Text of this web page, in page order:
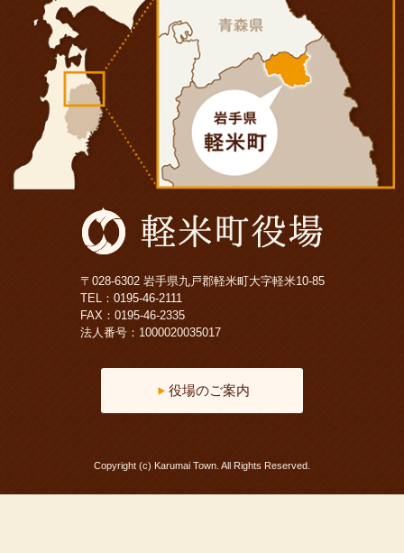
〒028-6302 岩手県九戸郡軽米町大字軽米10-85
TEL： 0195-46-2111
FAX：0195-46-2335
法人番号：1000020035017
役場のご案内
Copyright (c) Karumai Town. All Rights Reserved.